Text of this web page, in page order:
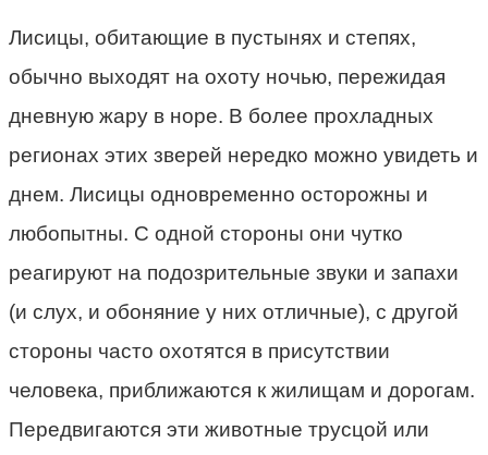
Лисицы, обитающие в пустынях и степях,
обычно выходят на охоту ночью, пережидая
дневную жару в норе. В более прохладных
регионах этих зверей нередко можно увидеть и
днем. Лисицы одновременно осторожны и
любопытны. С одной стороны они чутко
реагируют на подозрительные звуки и запахи
(и слух, и обоняние у них отличные), с другой
стороны часто охотятся в присутствии
человека, приближаются к жилищам и дорогам.
Передвигаются эти животные трусцой или